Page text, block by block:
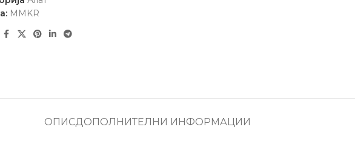
MMKR
ОПИСДОПОЛНИТЕЛНИ ИНФОРМАЦИИ